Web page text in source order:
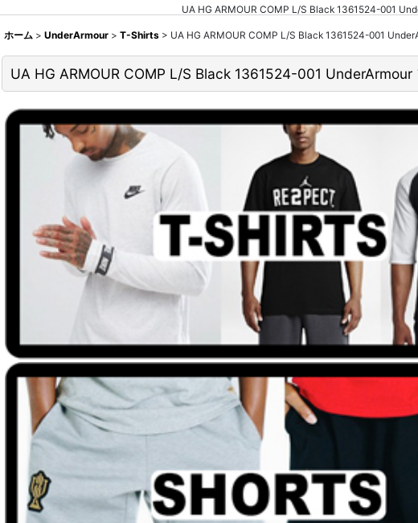
UA HG ARMOUR COMP L/S Black 1361524-001
ホーム > UnderArmour > T-Shirts > UA HG ARMOUR COMP L/S Black 1361524-001
UA HG ARMOUR COMP L/S Black 1361524-001